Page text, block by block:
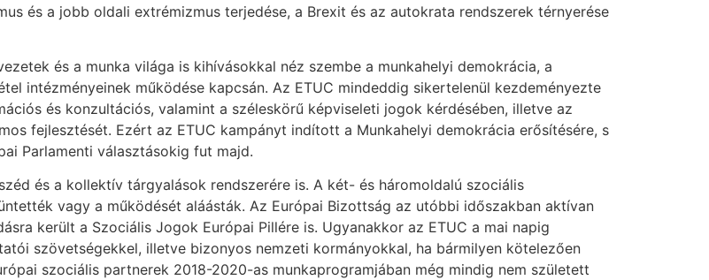
és a jobb oldali extrémizmus terjedése, a Brexit és az autokrata rendszerek térnyerése
és a munka világa is kihívásokkal néz szembe a munkahelyi demokrácia, a
intézményeinek működése kapcsán. Az ETUC mindeddig sikertelenül kezdeményezte
és konzultációs, valamint a széleskörű képviseleti jogok kérdésében, illetve az
fejlesztését. Ezért az ETUC kampányt indított a Munkahelyi demokrácia erősítésére, s
Parlamenti választásokig fut majd.
és a kollektív tárgyalások rendszerére is. A két- és háromoldalú szociális
vagy a működését aláásták. Az Európai Bizottság az utóbbi időszakban aktívan
került a Szociális Jogok Európai Pillére is. Ugyanakkor az ETUC a mai napig
szövetségekkel, illetve bizonyos nemzeti kormányokkal, ha bármilyen kötelezően
szociális partnerek 2018-2020-as munkaprogramjában még mindig nem született